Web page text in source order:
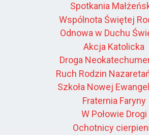
Spotkania
Wspólnota Świętej
Odnowa w Duchu
Akcja Katolicka
Droga
Ruch Rodzin
Szkoła Nowej
Fraternia Faryny
W Połowie Drogi
Ochotnicy